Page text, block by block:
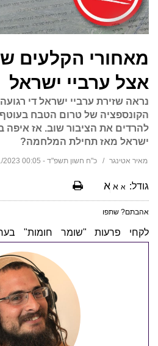
מאחורי הקלעים
אצל ערביי ישראל
נראה שזירת ערביי ישראל די
הקונספציה של טרום הטבח
להרדים את הציבור שוב. אז איפה
ישראל מאז תחילת המלחמה?
מאיר אטינגר כ"ח חשון תשפ"ד - 00:05 12/11/2023
גודל: א א א
אהבתם? שתפו
לקחי פרעות "שומר חומות"